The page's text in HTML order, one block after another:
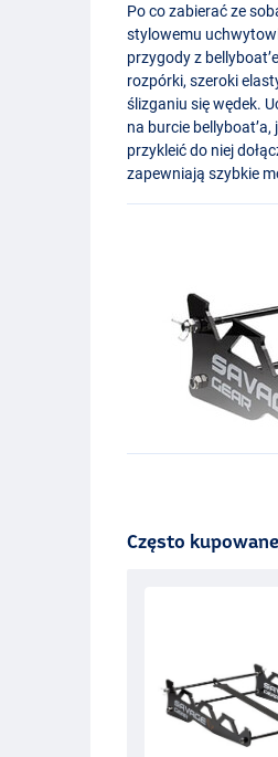
Po co zabierać ze
stylowemu
przygody z
rozpórki, szeroki
ślizganiu się wędek.
na burcie
przykleić do niej
zapewniają szybkie
Często